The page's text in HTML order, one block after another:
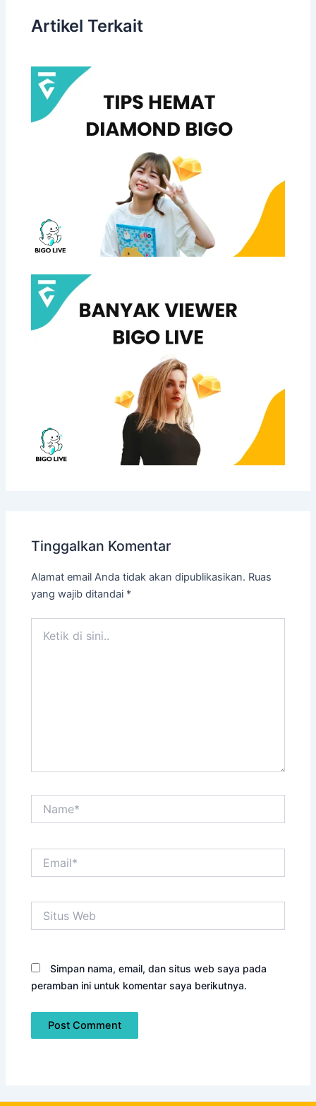
Artikel Terkait
Tinggalkan Komentar
Alamat email Anda tidak akan dipublikasikan. Ruas
yang wajib ditandai *
Web
Simpan nama, email, dan situs web saya pada
peramban ini untuk komentar saya berikutnya.